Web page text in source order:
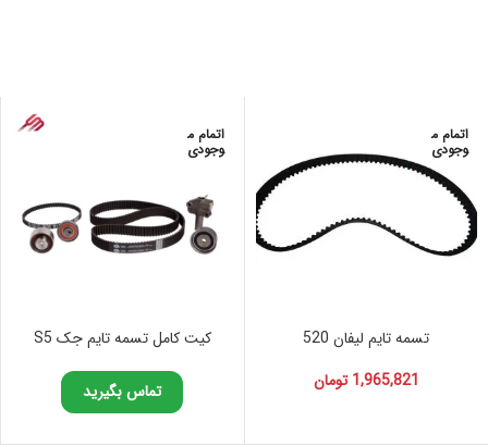
اتمام م
وجودی
تسمه تایم لیفان 520
1,965,821 تومان
اتمام م
وجودی
کیت کامل تسمه تایم جک S5
تماس بگیرید